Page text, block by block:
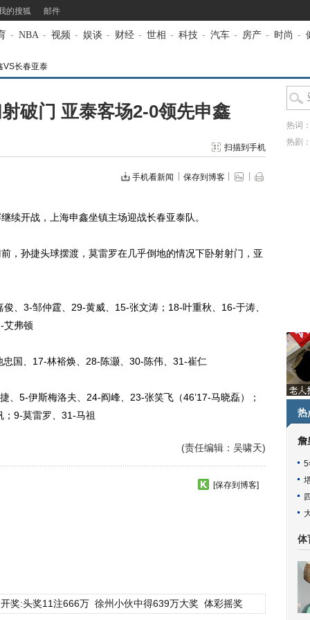
的搜狐 邮件
- NBA - 视频 - 娱谈 - 财经 - 世相 - 科技 - 汽车 - 房产 - 时尚 -
VS长春亚泰
破门 亚泰客场2-0领先申鑫
扫描到手机
手机看新闻 保存到博客
续开战，上海申鑫坐镇主场迎战长春亚泰队。
孙捷头球摆渡，莫雷罗在几乎倒地的情况下卧射射门，亚
3-邹仲霆、29-黄威、15-张文涛；18-叶重秋、16-于涛、
艾弗顿
、17-林裕焕、28-陈灏、30-陈伟、31-崔仁
伊斯梅洛夫、24-阎峰、23-张笑飞（46’17-马晓磊）；
9-莫雷罗、31-马祖
(责任编辑：吴啸天)
[保存到博客]
奖:头奖11注666万 徐州小伙中得639万大奖 体彩摇奖
热词
热剧
热
詹
5
体